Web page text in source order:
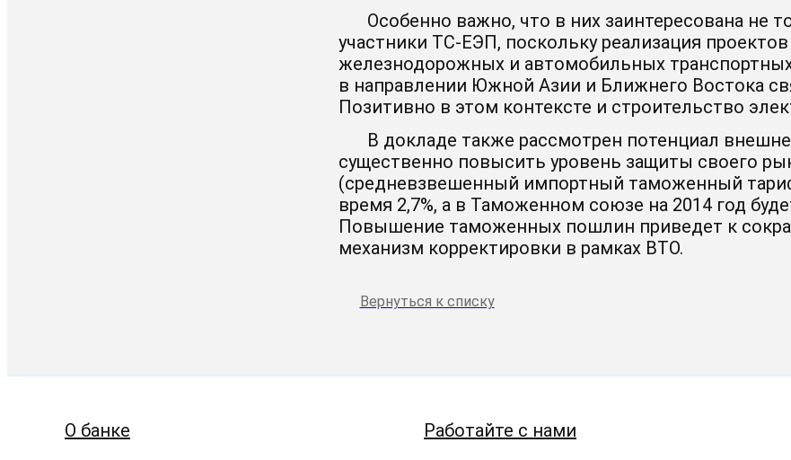
Особенно важно, что в них заинтересована не
участники ТС-ЕЭП, поскольку реализация
железнодорожных и автомобильных
в направлении Южной Азии и Ближнего Востока
Позитивно в этом контексте и строительство
В докладе также рассмотрен потенциал
существенно повысить уровень защиты своего
(средневзвешенный импортный таможенный
время 2,7%, а в Таможенном союзе на 2014 год
Повышение таможенных пошлин приведет к
механизм корректировки в рамках ВТО.
Вернуться к списку
О банке Работайте с нами